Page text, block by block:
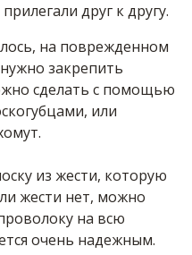
друг к другу.
на поврежденном
закрепить
сделать с помощью
или
из жести, которую
жести нет, можно
на всю
очень надежным.